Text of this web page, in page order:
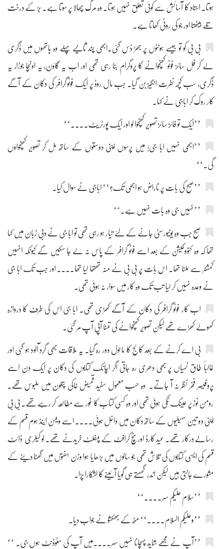
ہوتا۔ استاد کا آسائش سے کوئی تعلق نہیں ہوتا۔ وہ مرگ چھالا پر سوتا ہے۔ بڑ کے درخت
تلے بیٹھتا اور جو کی روٹی کھاتا ہے۔
بی بی کو تو جیسے ہونٹوں پر بھڑ ڈس گئی۔ابھی چند ثانیے پہلے وہ ہاتھوں میں ڈگری
لے کر فل سائز فوٹو کھنچوانے کا پروگرام بنا رہی تھی اور اب یہ گاؤن، یہ اونچا جوڑا، یہ
ڈگری، سب کچھ نفرت انگیز بن گیا۔ جب مال روڈ پر ایک فوٹو گرافر کی دکان کے آگے
کار روک کر اباجی نے کہا۔
’’ایک تو فائز سائز تصویر کھنچوا لو اور ایک پورٹریٹ....‘‘
’’ابھی نہیں ابا جی! میں پرسوں اپنی دوستوں کے ساتھ مل کر تصویر کھنچواؤں
گی۔‘‘
’’صبح کی بات پر ناراض ہو ابھی تک؟‘‘ اباجی نے سوال کیا۔
’’نہیں جی وہ بات نہیں ہے۔‘‘
صبح جب وہ یونیورسٹی جانے کے لئے تیار ہو رہی تھی تو ابا جی نے دبی زبان میں کہا
تھا کہ وہ کنووکیشن کے بعد اسے فوٹو گرافر کے پاس نہ لے جا سکیں گے کیونکہ انہیں
کمشنر سے ملنا تھا۔ اس بات پر بی بی نے منہ تھتھا لیا تھا.... اور جب تک ابا جی
نے وعدہ نہیں کر لیا تب تک وہ کار میں سوار نہ ہوئی تھی۔
اب کار فوٹو گرافر کی دکان کے آگے کھڑی تھی۔ ابا جی اس کی طرف کا دروازہ
کھولے کھڑے تھے لیکن تصویر کھنچوانے کی تمنا آپی آپ مر گئی۔
بی اے کرنے کے بعد کالج کا ماحول دور رہ گیا۔ یہ ملاقات بھی گرد آلود ہو گئی اور
غالباً طاقِ نسیاں پر بھی دھری رہ جاتی اگر اچانک کتابوں کی دکان پر ایک دن اسے
پروفیسر فخر نظر نہ آ جاتے۔ وہ حسب معمول سفید قمیض خاکی پتلون میں ملبوس تھے۔
رومن نوز پر عینک ٹکی ہوئی تھی اور وہ کسی کتاب کا غور سے مطالعہ کر رہے تھے۔ بی بی
اپنی دو تین سہیلیوں کے ساتھ دکان میں داخل ہوئی.... اسے ویمن اینڈ ہوم قسم کے
رسالے درکار تھے۔ عید کارڈ اور سٹچ کرافٹ کے پمفلٹ خریدنے تھے۔ لو کیلری ڈائٹ
قسم کی ایسی کتابوں کی تلاش تھی جو سالوں میں بڑھایا ہوا وزن ہفتوں میں گھٹا دینے کے
مشورے جانتی ہیں لیکن اندر گھستے ہی گویا آئینے کا لشکارا پڑا۔
’’سلام علیکم سر....‘‘
’’وعلیکم السلام....‘‘ مٹھ کے بھکشو نے جواب دیا۔
’’آپ نے مجھے شاید پہچانا نہیں سر....میں آپ کی سٹوڈنٹ ہوں جی۔ ‘‘